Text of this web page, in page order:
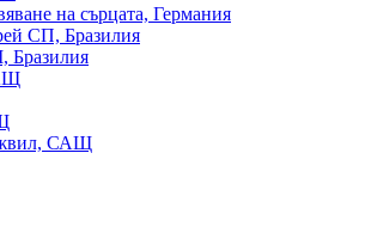
на сърцата, Германия
СП, Бразилия
Бразилия
САЩ